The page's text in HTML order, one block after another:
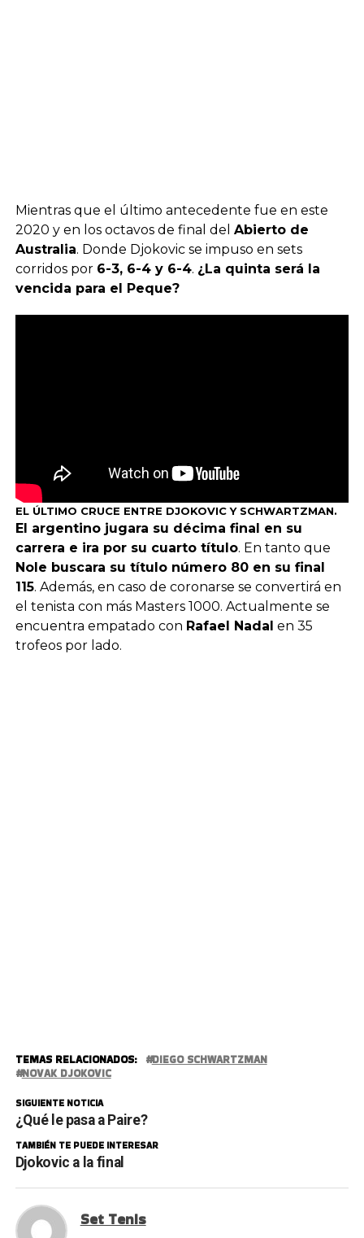
Mientras que el último antecedente fue en este
2020 y en los octavos de final del Abierto de
Australia. Donde Djokovic se impuso en sets
corridos por 6-3, 6-4 y 6-4. ¿La quinta será la
vencida para el Peque?
EL ÚLTIMO CRUCE ENTRE DJOKOVIC Y SCHWARTZMAN.
El argentino jugara su décima final en su
carrera e ira por su cuarto título. En tanto que
Nole buscara su título número 80 en su final
115. Además, en caso de coronarse se convertirá en
el tenista con más Masters 1000. Actualmente se
encuentra empatado con Rafael Nadal en 35
trofeos por lado.
TEMAS RELACIONADOS:
DIEGO SCHWARTZMAN
NOVAK DJOKOVIC
SIGUIENTE NOTICIA
¿Qué le pasa a Paire?
TAMBIÉN TE PUEDE INTERESAR
Djokovic a la final
Set Tenis